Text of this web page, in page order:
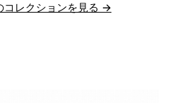
コレクションを見る →